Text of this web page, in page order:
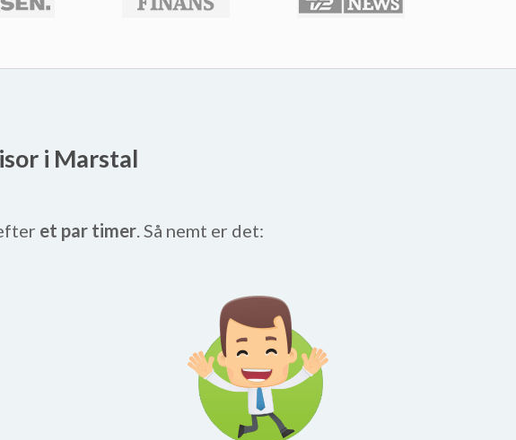
i Marstal
et par timer. Så nemt er det: